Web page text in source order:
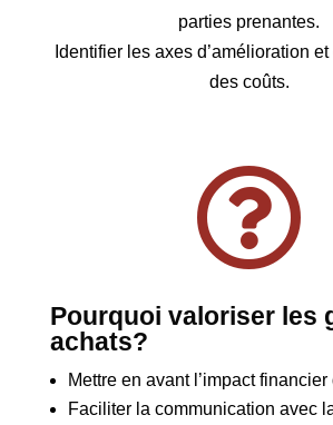
parties prenantes.
Identifier les axes d’amélioration et
des coûts.

Pourquoi valoriser les
achats?
Mettre en avant l’impact
Faciliter la communication avec